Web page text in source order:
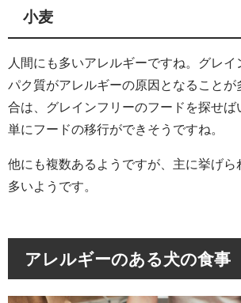
小麦
人間にも多いアレルギーですね。グレイ
パク質がアレルギーの原因となることが
合は、グレインフリーのフードを探せば
単にフードの移行ができそうですね。
他にも複数あるようですが、主に挙げら
多いようです。
アレルギーのある犬の食事